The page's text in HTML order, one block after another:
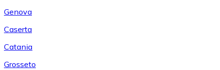
Genova
Caserta
Catania
Grosseto